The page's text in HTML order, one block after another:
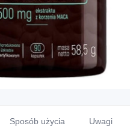
Sposób użycia Uwagi